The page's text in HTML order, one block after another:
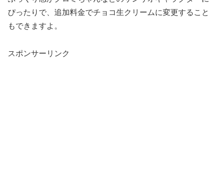
ぴったりで、追加料金でチョコ生クリームに変更すること
もできますよ。
スポンサーリンク